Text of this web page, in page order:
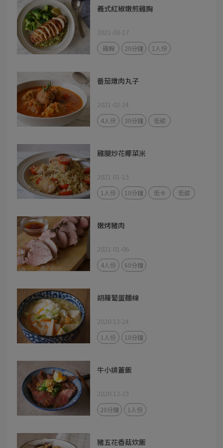
義式紅椒嫩煎雞胸
2021-03-17
雞胸 20分鐘 1人份
番茄燉肉丸子
2021-02-24
4人份 30分鐘 低碳
雞腿炒花椰菜米
2021-01-13
1人份 10分鐘 低卡 低碳
嫩烤豬肉
2021-01-06
4人份 60分鐘
胡蘿蔔蛋麵線
2020-12-24
1人份 10分鐘
牛小排蓋飯
2020-12-23
20分鐘 1人份
豬五花香菇炊飯